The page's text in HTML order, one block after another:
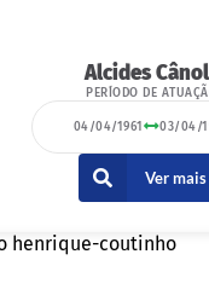
Alcides
PERÍODO DE
04/04/1961 03/04/
Ver mais